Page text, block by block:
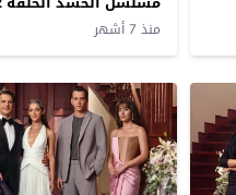
منذ 7 أشهر